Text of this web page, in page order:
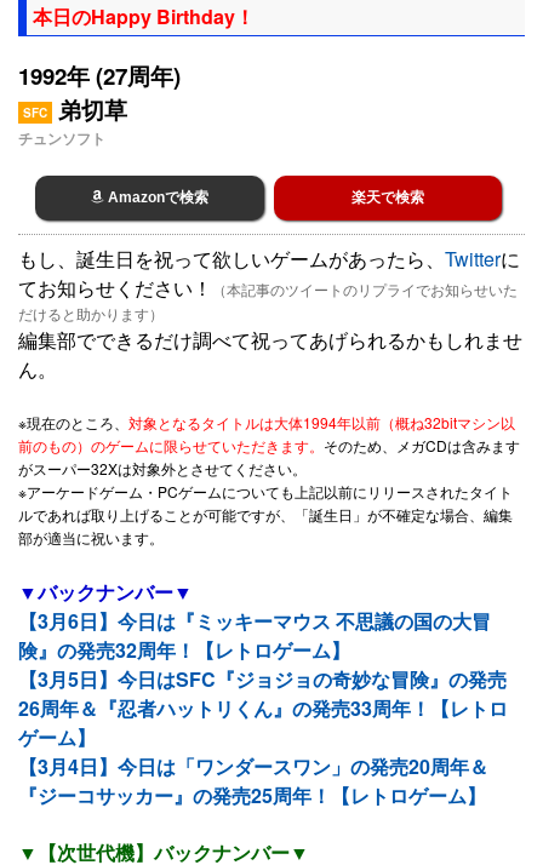
本日のHappy Birthday！
1992年 (27周年)
SFC 弟切草
チュンソフト
Amazonで検索 楽天で検索
もし、誕生日を祝って欲しいゲームがあったら、 Twitterに
てお知らせください！
（本記事のツイートのリプライでお知らせいた
だけると助かります）
編集部でできるだけ調べて祝ってあげられるかもしれませ
ん。
※現在のところ、 対象となるタイトルは大体1994年以前（概ね32bitマシン以
前のもの）のゲームに限らせていただきます。 そのため、メガCDは含みます
がスーパー32Xは対象外とさせてください。
※アーケードゲーム・PCゲームについても上記以前にリリースされたタイト
ルであれば取り上げることが可能ですが、「誕生日」が不確定な場合、編集
部が適当に祝います。
▼バックナンバー▼
【3月6日】今日は『ミッキーマウス 不思議の国の大冒
険』の発売32周年！【レトロゲーム】
【3月5日】今日はSFC『ジョジョの奇妙な冒険』の発売
26周年＆『忍者ハットリくん』の発売33周年！【レトロ
ゲーム】
【3月4日】今日は「ワンダースワン」の発売20周年＆
『ジーコサッカー』の発売25周年！【レトロゲーム】
▼【次世代機】バックナンバー▼